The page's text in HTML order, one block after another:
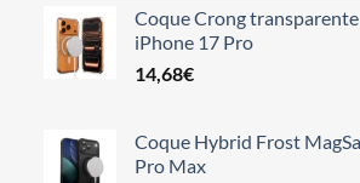
Coque Crong
iPhone 17 Pro
14,68€
Coque Hybrid Frost
Pro Max